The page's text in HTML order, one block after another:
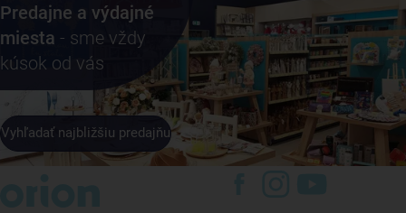
Predajne a výdajné
miesta - sme vždy
kúsok od vás
Vyhľadať najbližšiu predajňu